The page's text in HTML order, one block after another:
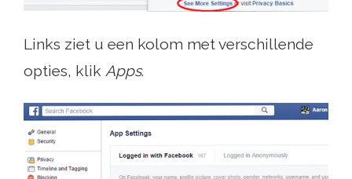
Links ziet u een kolom met verschillende
opties, klik Apps.